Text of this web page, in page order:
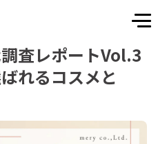
査レポートVol.3
れるコスメと